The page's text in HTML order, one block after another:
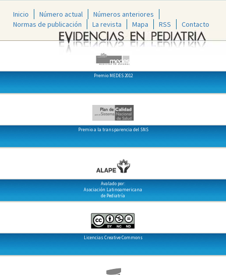
Inicio Número actual
Números anteriores
Normas de publicación
La revista Mapa RSS Contacto
Premio MEDES 2012
Premio a la transparencia del SNS
Avalado por:
Asociación Latinoamericana
de Pediatría
Licencias Creative Commons